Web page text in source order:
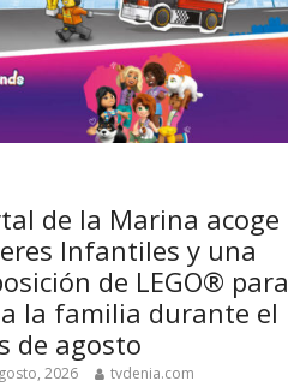
de la Marina acoge
Infantiles y una
de LEGO® para
la familia durante el
de agosto
2026 tvdenia.com